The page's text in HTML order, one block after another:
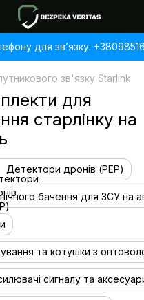
для звʼязку:
зв'язку Starlink
для
старлінку на
Детектори дронів (РЕР)
бачення для ЗСУ на
та котушки з
сигналу та